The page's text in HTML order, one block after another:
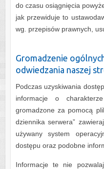
do czasu osiągnięcia
jak przewiduje to
wg. przepisów prawnych,
Gromadzenie
odwiedzania naszej
Podczas uzyskiwania
informacje o
gromadzone za pomocą
dziennika serwera”
używany system
dostępu oraz podobne
Informacje te nie